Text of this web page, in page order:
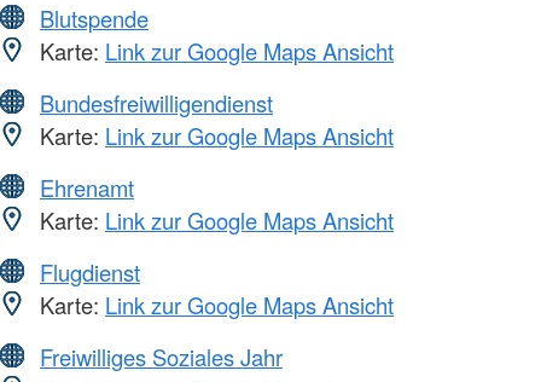
Blutspende
Karte: Link zur Google Maps Ansicht
Bundesfreiwilligendienst
Karte: Link zur Google Maps Ansicht
Ehrenamt
Karte: Link zur Google Maps Ansicht
Flugdienst
Karte: Link zur Google Maps Ansicht
Freiwilliges Soziales Jahr